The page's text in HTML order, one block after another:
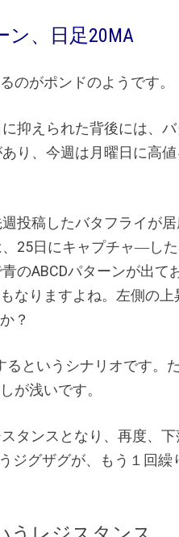
、日足20MA
のがポンドのようです。
抑えられた背後には、
り、今週は月曜日に高
投稿したバタフライが
25日にキャプチャ―し
のABCDパターンが出て
なりますよね。左側の上
？
というシナリオです。
が浅いです。
タンスとなり、再度、
ジグザグが、もう１回繰